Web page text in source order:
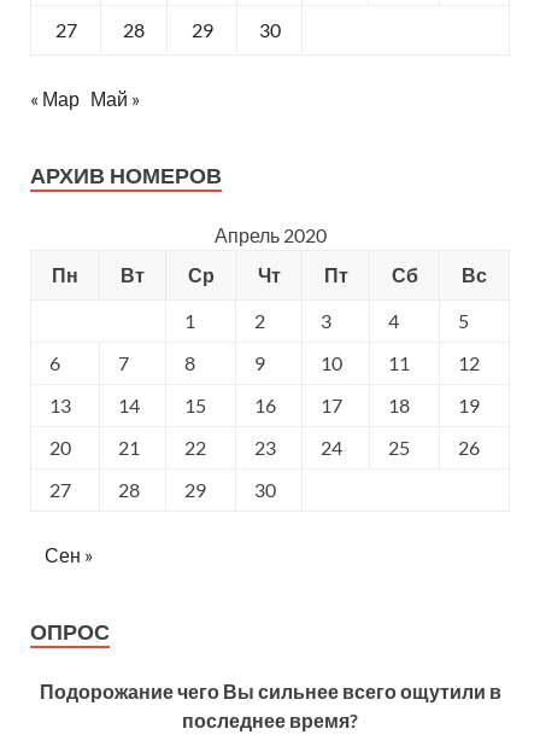
27 28 29 30
« Мар Май »
АРХИВ НОМЕРОВ
Апрель 2020
Пн
Вт Ср Чт Пт Сб
Вс
1
2 3 4
5
6
7 8 9 10 11
12
13
14 15 16 17 18
19
20
21 22 23 24 25
26
27
28 29 30
Сен »
ОПРОС
Подорожание чего Вы сильнее всего ощутили в
последнее время?